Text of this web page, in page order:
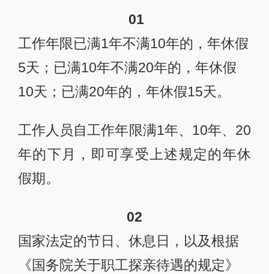
01
工作年限已满1年不满10年的，年休假
5天；已满10年不满20年的，年休假
10天；已满20年的，年休假15天。
工作人员自工作年限满1年、10年、20
年的下月，即可享受上述规定的年休
假期。
02
国家法定的节日、休息日，以及根据
《国务院关于职工探亲待遇的规定》